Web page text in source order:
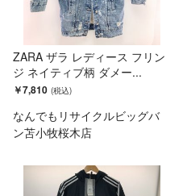
ZARA ザラ レディース フリン
ジ ネイティブ柄 ダメー...
￥7,810
なんでもリサイクルビッグバ
ン苫小牧桜木店